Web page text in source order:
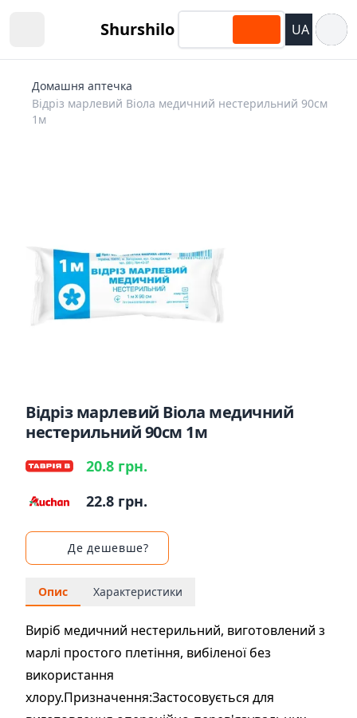
Shurshilo UA
Домашня аптечка
Відріз марлевий Віола медичний нестерильний 90cм
1м
Відріз марлевий Віола медичний
нестерильний 90cм 1м
20.8 грн.
22.8 грн.
Де дешевше?
Опис Характеристики
Виріб медичний нестерильний, виготовлений з
марлі простого плетіння, вибіленої без
використання
хлору.Призначення:Застосовується для